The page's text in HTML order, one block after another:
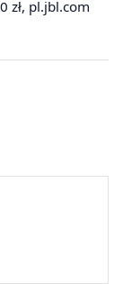
zł, pl.jbl.com